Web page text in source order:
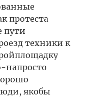
протеста
пути
техники к
напросто
якобы